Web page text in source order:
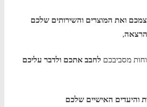
ואת המוצרים והשירותים שלכם
הרצאה,
מסביבכם לחבב אתכם ולדבר עליכם
והיעדים האישיים שלכם